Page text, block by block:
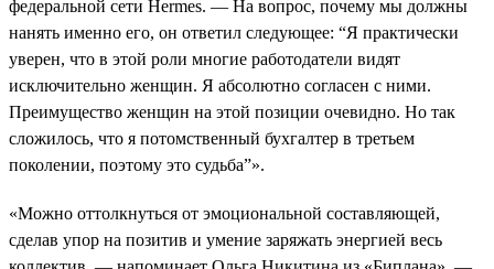
федеральной сети Hermes. — На вопрос, почему мы должны
нанять именно его, он ответил следующее: “Я практически
уверен, что в этой роли многие работодатели видят
исключительно женщин. Я абсолютно согласен с ними.
Преимущество женщин на этой позиции очевидно. Но так
сложилось, что я потомственный бухгалтер в третьем
поколении, поэтому это судьба”».
«Можно оттолкнуться от эмоциональной составляющей,
сделав упор на позитив и умение заряжать энергией весь